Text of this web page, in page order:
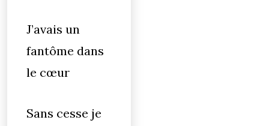
J’avais un
fantôme dans
le cœur
Sans cesse je